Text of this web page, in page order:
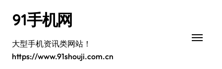
91手机网
大型手机资讯类网站！
https://www.91shouji.com.cn